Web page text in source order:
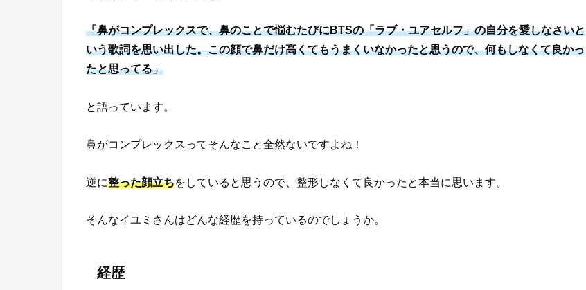
「鼻がコンプレックスで、鼻のことで悩むたびにBTSの「ラブ・ユアセルフ」の自分を愛しなさいと
いう歌詞を思い出した。この顔で鼻だけ高くてもうまくいなかったと思うので、何もしなくて良かっ
たと思ってる」
と語っています。
鼻がコンプレックスってそんなこと全然ないですよね！
逆に整った顔立ちをしていると思うので、整形しなくて良かったと本当に思います。
そんなイユミさんはどんな経歴を持っているのでしょうか。
経歴